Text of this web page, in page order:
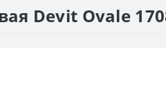
Devit Ovale